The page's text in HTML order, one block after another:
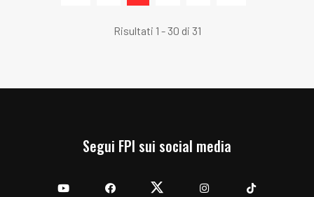
Risultati 1 - 30 di 31
Segui FPI sui social media